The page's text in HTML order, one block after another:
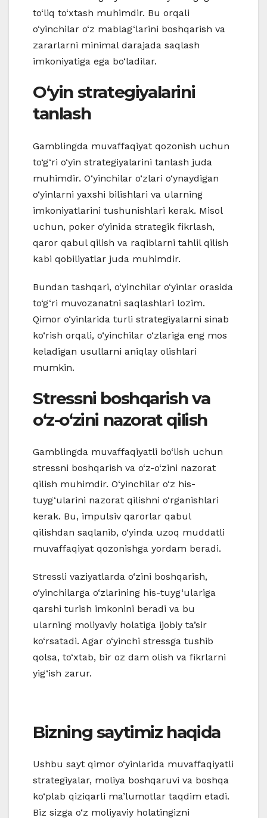
to‘liq to‘xtash muhimdir. Bu orqali
o‘yinchilar o‘z mablag‘larini boshqarish va
zararlarni minimal darajada saqlash
imkoniyatiga ega bo‘ladilar.
O‘yin strategiyalarini
tanlash
Gamblingda muvaffaqiyat qozonish uchun
to‘g‘ri o‘yin strategiyalarini tanlash juda
muhimdir. O‘yinchilar o‘zlari o‘ynaydigan
o‘yinlarni yaxshi bilishlari va ularning
imkoniyatlarini tushunishlari kerak. Misol
uchun, poker o‘yinida strategik fikrlash,
qaror qabul qilish va raqiblarni tahlil qilish
kabi qobiliyatlar juda muhimdir.
Bundan tashqari, o‘yinchilar o‘yinlar orasida
to‘g‘ri muvozanatni saqlashlari lozim.
Qimor o‘yinlarida turli strategiyalarni sinab
ko‘rish orqali, o‘yinchilar o‘zlariga eng mos
keladigan usullarni aniqlay olishlari
mumkin.
Stressni boshqarish va
o‘z-o‘zini nazorat qilish
Gamblingda muvaffaqiyatli bo‘lish uchun
stressni boshqarish va o‘z-o‘zini nazorat
qilish muhimdir. O‘yinchilar o‘z his-
tuyg‘ularini nazorat qilishni o‘rganishlari
kerak. Bu, impulsiv qarorlar qabul
qilishdan saqlanib, o‘yinda uzoq muddatli
muvaffaqiyat qozonishga yordam beradi.
Stressli vaziyatlarda o‘zini boshqarish,
o‘yinchilarga o‘zlarining his-tuyg‘ulariga
qarshi turish imkonini beradi va bu
ularning moliyaviy holatiga ijobiy ta’sir
ko‘rsatadi. Agar o‘yinchi stressga tushib
qolsa, to‘xtab, bir oz dam olish va fikrlarni
yig‘ish zarur.
Bizning saytimiz haqida
Ushbu sayt qimor o‘yinlarida muvaffaqiyatli
strategiyalar, moliya boshqaruvi va boshqa
ko‘plab qiziqarli ma’lumotlar taqdim etadi.
Biz sizga o‘z moliyaviy holatingizni